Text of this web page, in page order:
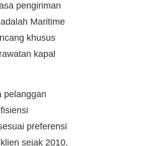
pengiriman
Maritime
khusus
kapal
pelanggan
preferensi
sejak 2010,